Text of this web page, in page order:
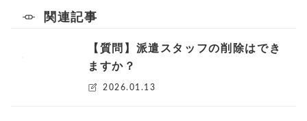
関連記事
【質問】派遣スタッフの削除はでき
ますか？
2026.01.13